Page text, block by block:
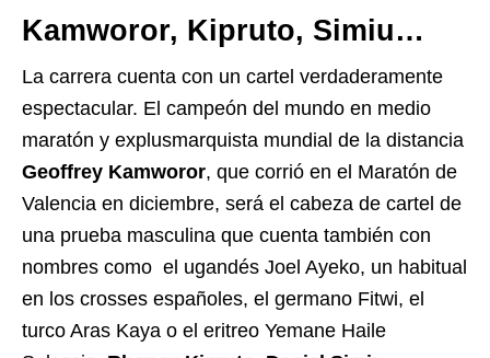
Kamworor, Kipruto, Simiu…
La carrera cuenta con un cartel verdaderamente
espectacular. El campeón del mundo en medio
maratón y explusmarquista mundial de la distancia
Geoffrey Kamworor, que corrió en el Maratón de
Valencia en diciembre, será el cabeza de cartel de
una prueba masculina que cuenta también con
nombres como el ugandés Joel Ayeko, un habitual
en los crosses españoles, el germano Fitwi, el
turco Aras Kaya o el eritreo Yemane Haile